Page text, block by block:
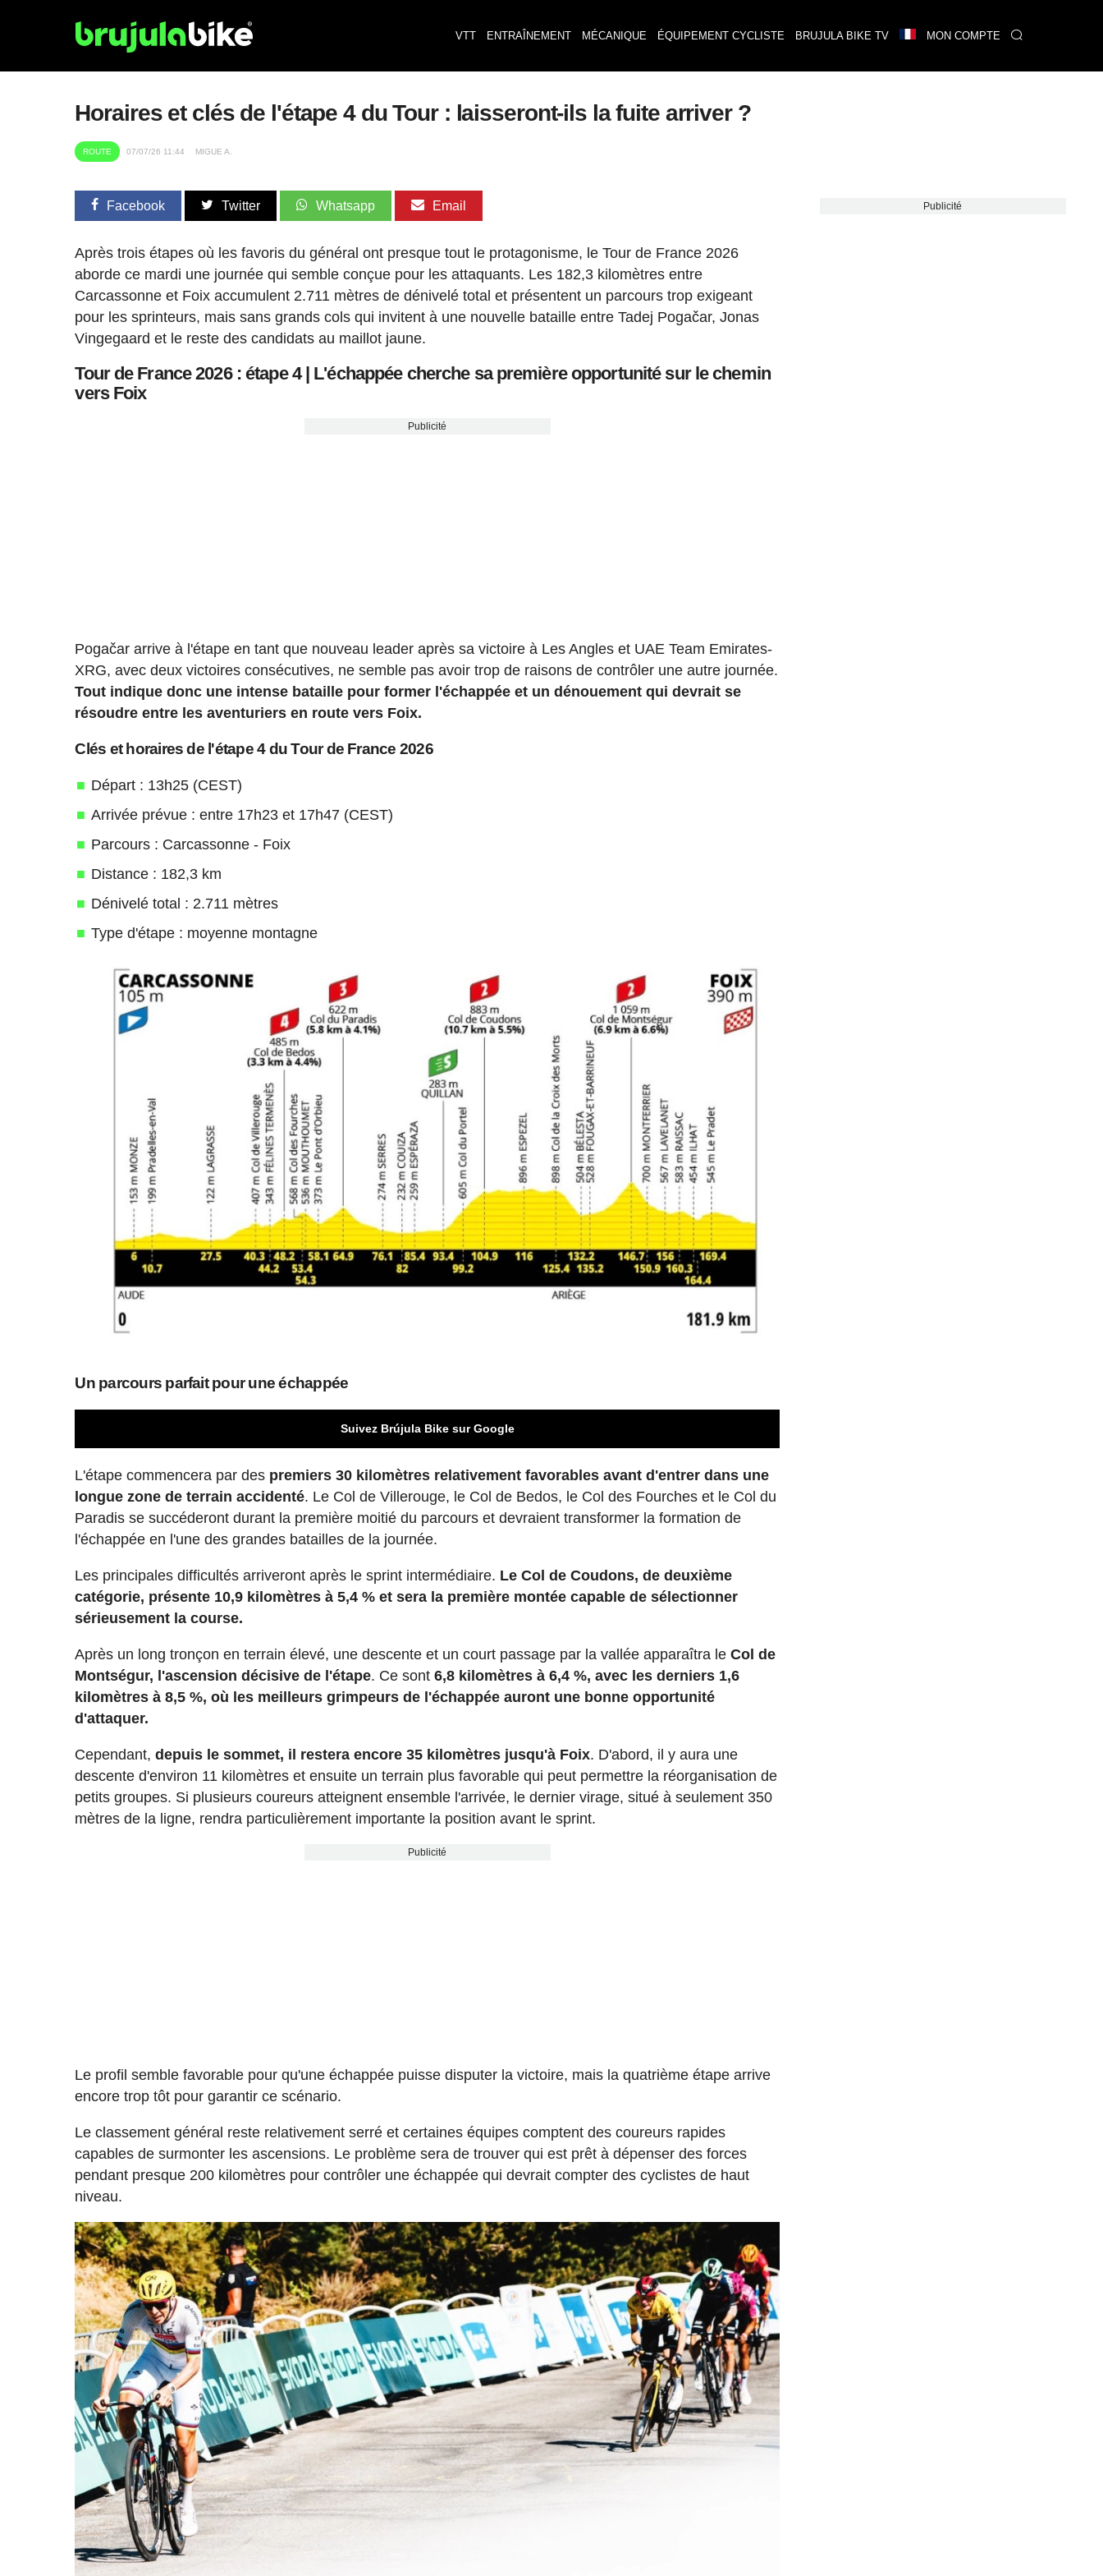
VTT ENTRAÎNEMENT MÉCANIQUE ÉQUIPEMENT CYCLISTE BRUJULA BIKE TV MON COMPTE
Horaires et clés de l'étape 4 du Tour : laisseront-ils la fuite arriver ?
ROUTE 07/07/26 11:44 MIGUE A.
Facebook Twitter Whatsapp Email
Après trois étapes où les favoris du général ont presque tout le protagonisme, le Tour de France 2026
aborde ce mardi une journée qui semble conçue pour les attaquants. Les 182,3 kilomètres entre
Carcassonne et Foix accumulent 2.711 mètres de dénivelé total et présentent un parcours trop exigeant
pour les sprinteurs, mais sans grands cols qui invitent à une nouvelle bataille entre Tadej Pogačar, Jonas
Vingegaard et le reste des candidats au maillot jaune.
Tour de France 2026 : étape 4 | L'échappée cherche sa première opportunité sur le chemin
vers Foix
Publicité
Pogačar arrive à l'étape en tant que nouveau leader après sa victoire à Les Angles et UAE Team Emirates-
XRG, avec deux victoires consécutives, ne semble pas avoir trop de raisons de contrôler une autre journée.
Tout indique donc une intense bataille pour former l'échappée et un dénouement qui devrait se
résoudre entre les aventuriers en route vers Foix.
Clés et horaires de l'étape 4 du Tour de France 2026
Départ : 13h25 (CEST)
Arrivée prévue : entre 17h23 et 17h47 (CEST)
Parcours : Carcassonne - Foix
Distance : 182,3 km
Dénivelé total : 2.711 mètres
Type d'étape : moyenne montagne
Un parcours parfait pour une échappée
Suivez Brújula Bike sur Google
L'étape commencera par des premiers 30 kilomètres relativement favorables avant d'entrer dans une
longue zone de terrain accidenté. Le Col de Villerouge, le Col de Bedos, le Col des Fourches et le Col du
Paradis se succéderont durant la première moitié du parcours et devraient transformer la formation de
l'échappée en l'une des grandes batailles de la journée.
Les principales difficultés arriveront après le sprint intermédiaire. Le Col de Coudons, de deuxième
catégorie, présente 10,9 kilomètres à 5,4 % et sera la première montée capable de sélectionner
sérieusement la course.
Après un long tronçon en terrain élevé, une descente et un court passage par la vallée apparaîtra leCol de
Montségur, l'ascension décisive de l'étape. Ce sont6,8 kilomètres à 6,4 %, avec les derniers 1,6
kilomètres à 8,5 %, où les meilleurs grimpeurs de l'échappée auront une bonne opportunité
d'attaquer.
Cependant,depuis le sommet, il restera encore 35 kilomètres jusqu'à Foix. D'abord, il y aura une
descente d'environ 11 kilomètres et ensuite un terrain plus favorable qui peut permettre la réorganisation de
petits groupes. Si plusieurs coureurs atteignent ensemble l'arrivée, le dernier virage, situé à seulement 350
mètres de la ligne, rendra particulièrement importante la position avant le sprint.
Publicité
Le profil semble favorable pour qu'une échappée puisse disputer la victoire, mais la quatrième étape arrive
encore trop tôt pour garantir ce scénario.
Le classement général reste relativement serré et certaines équipes comptent des coureurs rapides
capables de surmonter les ascensions. Le problème sera de trouver qui est prêt à dépenser des forces
pendant presque 200 kilomètres pour contrôler une échappée qui devrait compter des cyclistes de haut
niveau.
Publicité